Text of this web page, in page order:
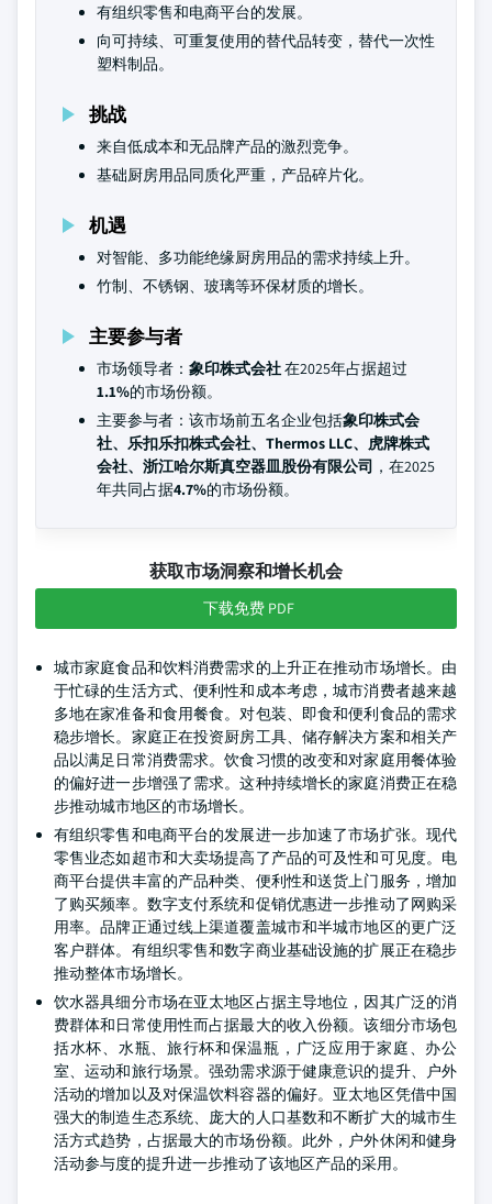
有组织零售和电商平台的发展。
向可持续、可重复使用的替代品转变，替代一次性
塑料制品。
挑战
来自低成本和无品牌产品的激烈竞争。
基础厨房用品同质化严重，产品碎片化。
机遇
对智能、多功能绝缘厨房用品的需求持续上升。
竹制、不锈钢、玻璃等环保材质的增长。
主要参与者
市场领导者： 象印株式会社在2025年占据超过
1.1%的市场份额。
主要参与者：该市场前五名企业包括象印株式会
社、乐扣乐扣株式会社、Thermos LLC、虎牌株式
会社、浙江哈尔斯真空器皿股份有限公司 ，在2025
年共同占据4.7%的市场份额。
获取市场洞察和增长机会
下载免费 PDF
城市家庭食品和饮料消费需求的上升正在推动市场增长。由
于忙碌的生活方式、便利性和成本考虑，城市消费者越来越
多地在家准备和食用餐食。对包装、即食和便利食品的需求
稳步增长。家庭正在投资厨房工具、储存解决方案和相关产
品以满足日常消费需求。饮食习惯的改变和对家庭用餐体验
的偏好进一步增强了需求。这种持续增长的家庭消费正在稳
步推动城市地区的市场增长。
有组织零售和电商平台的发展进一步加速了市场扩张。现代
零售业态如超市和大卖场提高了产品的可及性和可见度。电
商平台提供丰富的产品种类、便利性和送货上门服务，增加
了购买频率。数字支付系统和促销优惠进一步推动了网购采
用率。品牌正通过线上渠道覆盖城市和半城市地区的更广泛
客户群体。有组织零售和数字商业基础设施的扩展正在稳步
推动整体市场增长。
饮水器具细分市场在亚太地区占据主导地位，因其广泛的消
费群体和日常使用性而占据最大的收入份额。该细分市场包
括水杯、水瓶、旅行杯和保温瓶，广泛应用于家庭、办公
室、运动和旅行场景。强劲需求源于健康意识的提升、户外
活动的增加以及对保温饮料容器的偏好。亚太地区凭借中国
强大的制造生态系统、庞大的人口基数和不断扩大的城市生
活方式趋势，占据最大的市场份额。此外，户外休闲和健身
活动参与度的提升进一步推动了该地区产品的采用。